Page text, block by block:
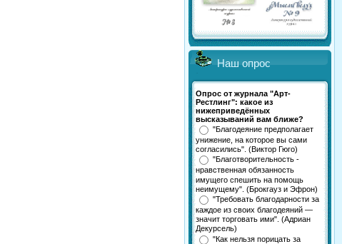
Наш опрос
Опрос от журнала "Арт-
Рестлинг": какое из
нижеприведённых
высказываний вам ближе?
"Благодеяние предполагает
унижение, на которое вы сами
согласились". (Виктор Гюго)
"Благотворительность -
нравственная обязанность
имущего спешить на помощь
неимущему". (Брокгауз и Эфрон)
"Требовать благодарности за
каждое из своих благодеяний —
значит торговать ими". (Адриан
Декурсель)
"Как нельзя порицать за